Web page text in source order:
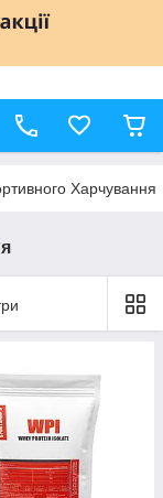
Харчування